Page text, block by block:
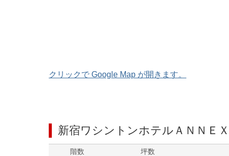
クリックで Google Map が開きます。
新宿ワシントンホテルＡＮＮＥＸ
階数 坪数